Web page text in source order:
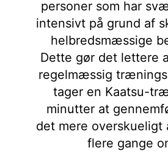
personer som har
intensivt på grund af
helbredsmæssige
Dette gør det lettere
regelmæssig
tager en Kaatsu-
minutter at
det mere overskueligt
flere gange